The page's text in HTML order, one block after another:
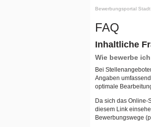
Bewerbungsportal
FAQ
Inhaltliche
Wie bewerbe
Bei
Angaben
optimale
Da sich das Online-
diesem Link
Bewerbungswege